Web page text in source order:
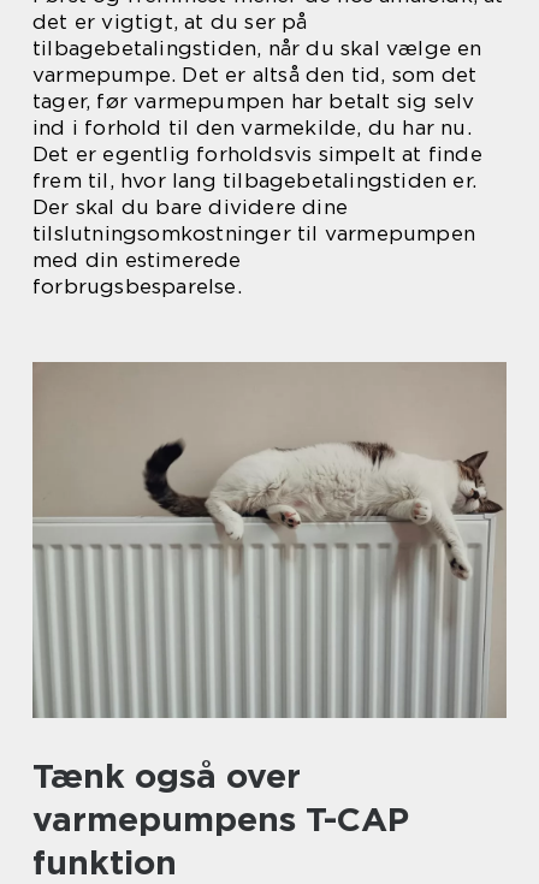
det er vigtigt, at du ser på
tilbagebetalingstiden, når du skal vælge en
varmepumpe. Det er altså den tid, som det
tager, før varmepumpen har betalt sig selv
ind i forhold til den varmekilde, du har nu.
Det er egentlig forholdsvis simpelt at finde
frem til, hvor lang tilbagebetalingstiden er.
Der skal du bare dividere dine
tilslutningsomkostninger til varmepumpen
med din estimerede
forbrugsbesparelse.
Tænk også over
varmepumpens T-CAP
funktion